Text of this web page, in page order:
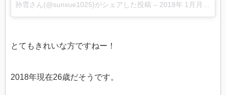
孙雪さん(@sunxue1025)がシェアした投稿 – 2018年 1月月20日午後11時22分PST
とてもきれいな方ですねー！
2018年現在26歳だそうです。